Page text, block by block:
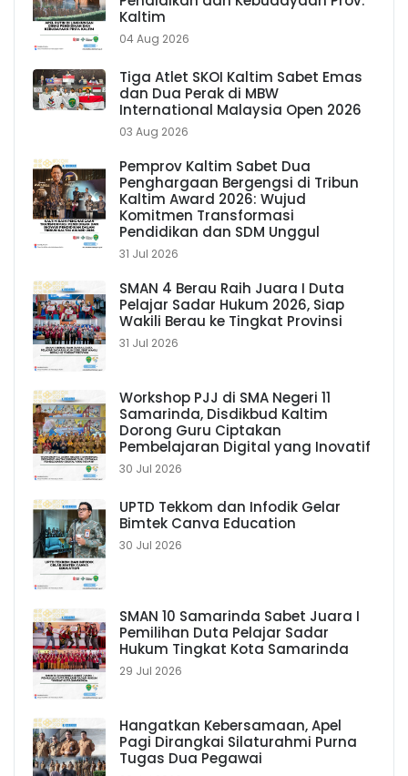
Kaltim
04 Aug 2026
Tiga Atlet SKOI Kaltim Sabet Emas
dan Dua Perak di MBW
International Malaysia Open 2026
03 Aug 2026
Pemprov Kaltim Sabet Dua
Penghargaan Bergengsi di Tribun
Kaltim Award 2026: Wujud
Komitmen Transformasi
Pendidikan dan SDM Unggul
31 Jul 2026
SMAN 4 Berau Raih Juara I Duta
Pelajar Sadar Hukum 2026, Siap
Wakili Berau ke Tingkat Provinsi
31 Jul 2026
Workshop PJJ di SMA Negeri 11
Samarinda, Disdikbud Kaltim
Dorong Guru Ciptakan
Pembelajaran Digital yang Inovatif
30 Jul 2026
UPTD Tekkom dan Infodik Gelar
Bimtek Canva Education
30 Jul 2026
SMAN 10 Samarinda Sabet Juara I
Pemilihan Duta Pelajar Sadar
Hukum Tingkat Kota Samarinda
29 Jul 2026
Hangatkan Kebersamaan, Apel
Pagi Dirangkai Silaturahmi Purna
Tugas Dua Pegawai